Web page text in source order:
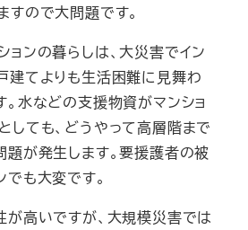
すので大問題です。
ョンの暮らしは、大災害でイン
建てよりも生活困難に見舞わ
。水などの支援物資がマンショ
しても、どうやって高層階まで
題が発生します。要援護者の被
も大変です。
が高いですが、大規模災害では